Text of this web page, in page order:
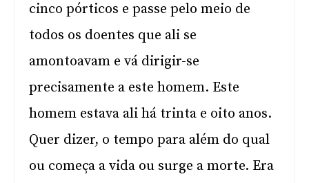
cinco pórticos e passe pelo meio de
todos os doentes que ali se
amontoavam e vá dirigir-se
precisamente a este homem. Este
homem estava ali há trinta e oito anos.
Quer dizer, o tempo para além do qual
ou começa a vida ou surge a morte. Era